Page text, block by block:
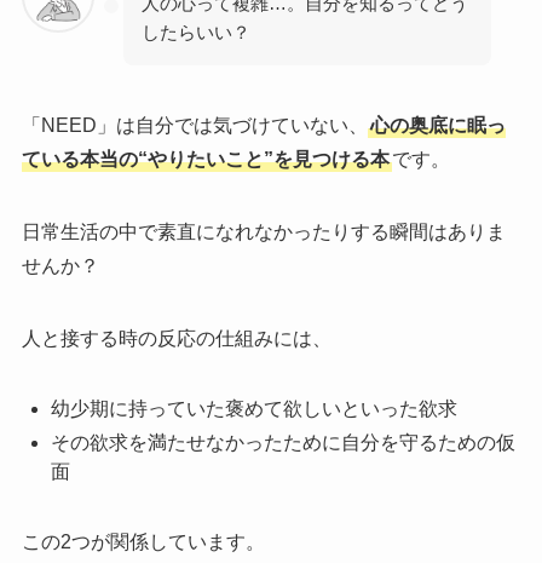
したらいい？
「NEED」は自分では気づけていない、
心の奥底に眠っ
ている本当の“やりたいこと”を見つける本です。
日常生活の中で素直になれなかったりする瞬間はありま
せんか？
人と接する時の反応の仕組みには、
幼少期に持っていた褒めて欲しいといった欲求
その欲求を満たせなかったために自分を守るための仮
面
この2つが関係しています。